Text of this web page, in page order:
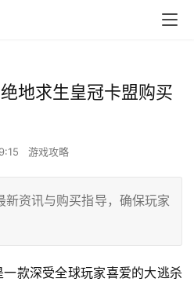
地求生皇冠卡盟购买
游戏攻略
新资讯与购买指导，确保玩家
款深受全球玩家喜爱的大逃杀